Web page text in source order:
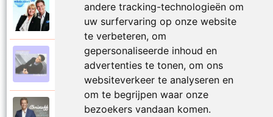
andere tracking-technologieën om
uw surfervaring op onze website
te verbeteren, om
gepersonaliseerde inhoud en
advertenties te tonen, om ons
websiteverkeer te analyseren en
om te begrijpen waar onze
bezoekers vandaan komen.
Christoff en Willeke Alberti
Niemand laat zijn eigen kind alleen
Christoff
Niets is voor niets
Christoff